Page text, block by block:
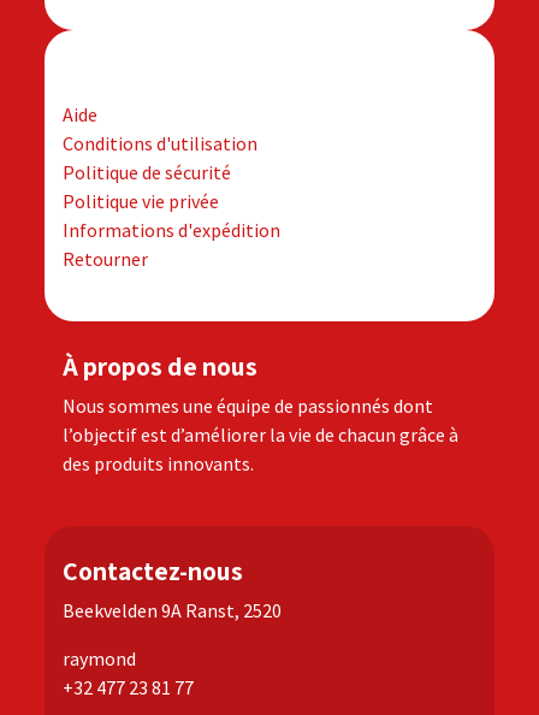
Aide
Conditions d'utilisation
Politique de sécurité
Politique vie privée
Informations d'expédition
Retourner
À propos de nous
Nous sommes une équipe de passionnés dont
l’objectif est d’améliorer la vie de chacun grâce à
des produits innovants.
Contactez-nous
Beekvelden 9A Ranst, 2520
raymond
+32 477 23 81 77